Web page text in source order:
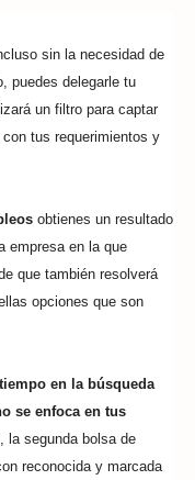
sin la necesidad de
puedes delegarle tu
un filtro para captar
tus requerimientos y
obtienes un resultado
empresa en la que
que también resolverá
opciones que son
en la búsqueda
se enfoca en tus
la segunda bolsa de
reconocida y marcada